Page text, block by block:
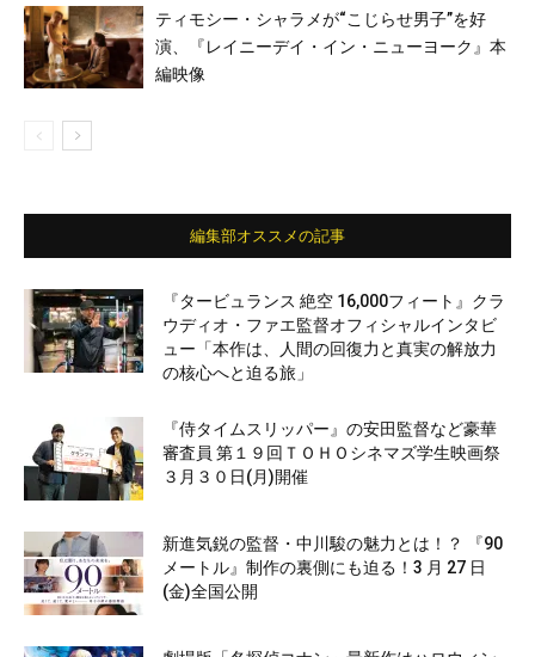
ティモシー・シャラメが“こじらせ男子”を好
演、『レイニーデイ・イン・ニューヨーク』本
編映像
編集部オススメの記事
『タービュランス 絶空 16,000フィート』クラ
ウディオ・ファエ監督オフィシャルインタビ
ュー「本作は、人間の回復力と真実の解放力
の核心へと迫る旅」
『侍タイムスリッパー』の安田監督など豪華
審査員 第１９回ＴＯＨＯシネマズ学生映画祭
３月３０日(月)開催
新進気鋭の監督・中川駿の魅力とは！？ 『90
メートル』制作の裏側にも迫る！3 月 27 日
(金)全国公開